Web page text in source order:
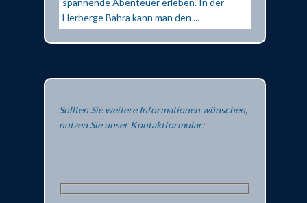
Herberge Bahra kann man den ...
Sollten Sie weitere Informationen wünschen,
nutzen Sie unser Kontaktformular: